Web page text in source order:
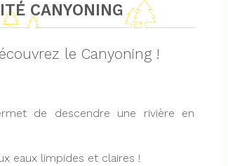
CANYONING
le Canyoning !
de descendre une rivière en
eaux limpides et claires !